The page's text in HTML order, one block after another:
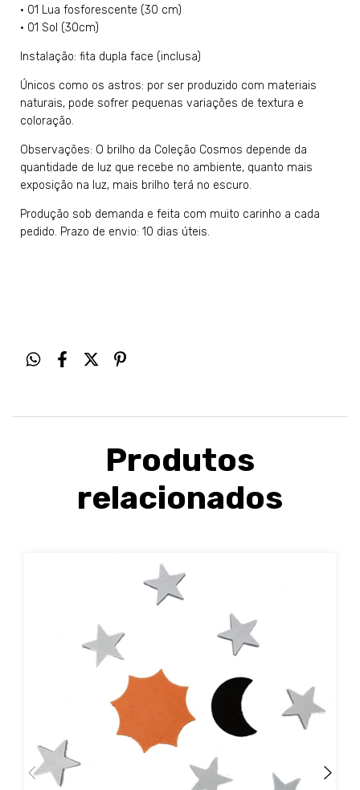
• 01 Lua fosforescente (30 cm)
• 01 Sol (30cm)
Instalação: fita dupla face (inclusa)
Únicos como os astros: por ser produzido com materiais
naturais, pode sofrer pequenas variações de textura e
coloração.
Observações: O brilho da Coleção Cosmos depende da
quantidade de luz que recebe no ambiente, quanto mais
exposição na luz, mais brilho terá no escuro.
Produção sob demanda e feita com muito carinho a cada
pedido. Prazo de envio: 10 dias úteis.
Produtos
relacionados